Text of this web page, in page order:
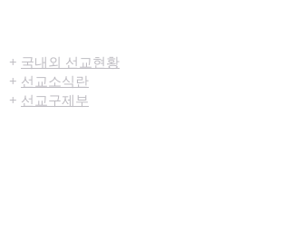
+ 국내외 선교현황
+ 선교소식란
+ 선교구제부